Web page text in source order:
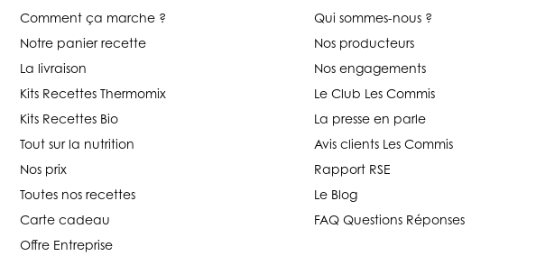
Comment ça marche ?
Notre panier recette
La livraison
Kits Recettes Thermomix
Kits Recettes Bio
Tout sur la nutrition
Nos prix
Toutes nos recettes
Carte cadeau
Offre Entreprise
Qui sommes-nous ?
Nos producteurs
Nos engagements
Le Club Les Commis
La presse en parle
Avis clients Les Commis
Rapport RSE
Le Blog
FAQ Questions Réponses